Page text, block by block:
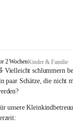
2 WochenKinder & Familie
Vielleicht schlummern
paar Schätze, die nicht
unsere